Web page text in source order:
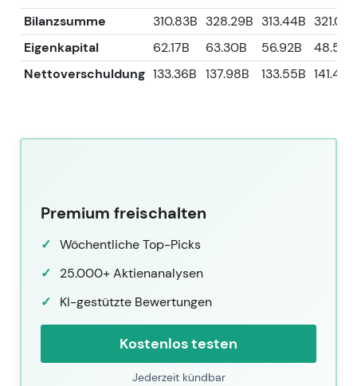
Bilanzsumme
310.83B 328.29B 313.44B 321.03B
Eigenkapital
62.17B 63.30B 56.92B
48.56B
Nettoverschuldung 133.36B 137.98B 133.55B 141.40B
Premium freischalten
Wöchentliche Top-Picks
25.000+ Aktienanalysen
KI-gestützte Bewertungen
Kostenlos testen
Jederzeit kündbar